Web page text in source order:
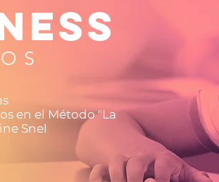
en el Método "La
Snel